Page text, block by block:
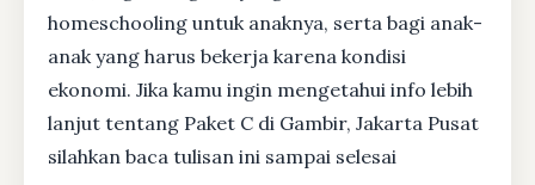
homeschooling untuk anaknya, serta bagi anak-
anak yang harus bekerja karena kondisi
ekonomi. Jika kamu ingin mengetahui info lebih
lanjut tentang Paket C di Gambir, Jakarta Pusat
silahkan baca tulisan ini sampai selesai